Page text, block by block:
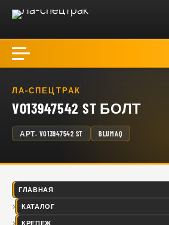
ЛА-СПЕЦТРАК
VO13947542 ST БОЛТ
АРТ. VO13947542 ST BLUMAQ
ГЛАВНАЯ
КАТАЛОГ
КРЕПЕЖ